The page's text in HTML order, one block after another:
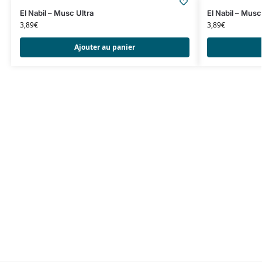
El Nabil – Musc Ultra
3,89€
Ajouter au panier
El Nabil –
3,89€